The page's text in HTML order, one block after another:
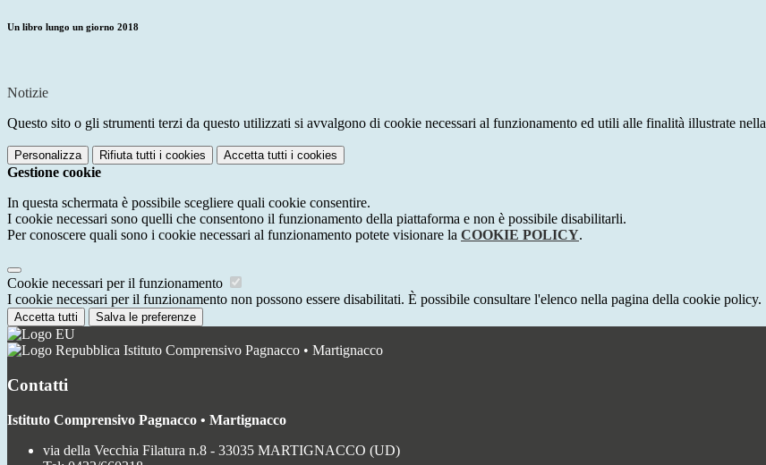
Un libro lungo un giorno 2018
Notizie
Questo sito o gli strumenti terzi da questo utilizzati si avvalgono di cookie necessari al funzionamento ed utili alle finalità illustrate nella
Personalizza Rifiuta tutti i cookies Accetta tutti i cookies
Gestione cookie
In questa schermata è possibile scegliere quali cookie consentire.
I cookie necessari sono quelli che consentono il funzionamento della piattaforma e non è possibile disabilitarli.
Per conoscere quali sono i cookie necessari al funzionamento potete visionare la COOKIE POLICY.
Cookie necessari per il funzionamento
I cookie necessari per il funzionamento non possono essere disabilitati. È possibile consultare l'elenco nella pagina della cookie policy.
Accetta tutti Salva le preferenze
Istituto Comprensivo Pagnacco • Martignacco
Contatti
Istituto Comprensivo Pagnacco • Martignacco
via della Vecchia Filatura n.8 - 33035 MARTIGNACCO (UD)